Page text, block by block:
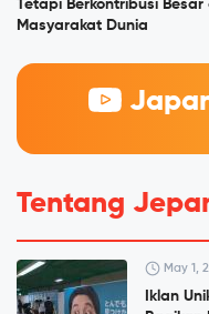
Tetapi Berkontribusi Besar
Masyarakat Dunia
Tentang
May 1,
Iklan